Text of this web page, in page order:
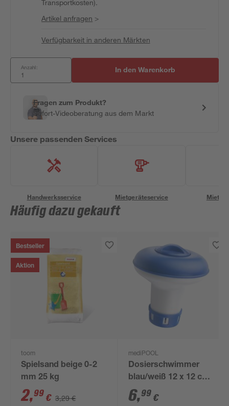
Transportkosten).
Artikel anfragen >
Verfügbarkeit in anderen Märkten
Anzahl: In den Warenkorb
Fragen zum Produkt?
Sofort-Videoberatung aus dem Markt
Unsere passenden Services
Handwerksservice Mietgeräteservice
Häufig dazu gekauft
Bestseller
Aktion
toom
Spielsand beige 0-2
mm 25 kg
2,99 € 3,29 €
mediPOOL
Dosierschwimmer
blau/weiß 12 x 12 cm,
für 20 g Tabs
6,99 €